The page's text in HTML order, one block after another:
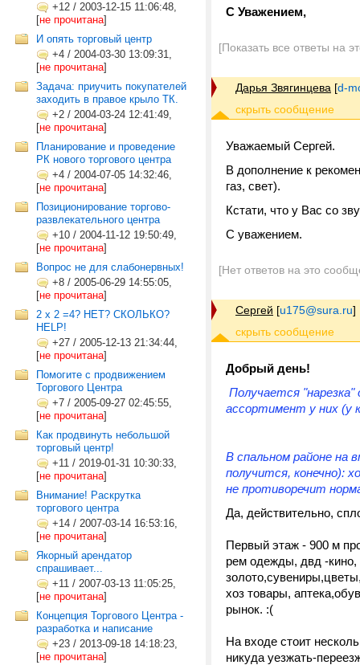
+12 / 2003-12-15 11:06:48,
[не прочитана]
И опять торговый центр
+4 / 2004-03-30 13:09:31,
[не прочитана]
Задача: приучить покупателей
заходить в правое крыло ТК.
+2 / 2004-03-24 12:41:49,
[не прочитана]
Планирование и проведение
РК нового торгового центра
+4 / 2004-07-05 14:32:46,
[не прочитана]
Позиционирование торгово-
развлекательного центра
+10 / 2004-11-12 19:50:49,
[не прочитана]
Вопрос не для слабонервных!
+8 / 2005-06-29 14:55:05,
[не прочитана]
2 х 2 =4? НЕТ? СКОЛЬКО?
HELP!
+27 / 2005-12-13 21:34:44,
[не прочитана]
Помогите с продвижением
Торгового Центра
+7 / 2005-09-27 02:45:55,
[не прочитана]
Как продвинуть небольшой
торговый центр!
+11 / 2019-01-31 10:30:33,
[не прочитана]
Внимание! Раскрутка
торгового центра
+14 / 2007-03-14 16:53:16,
[не прочитана]
Якорный арендатор
спрашивает...
+11 / 2007-03-13 11:05:25,
[не прочитана]
Концепция Торгового Центра -
разработка и написание
+23 / 2013-09-18 14:18:23,
[не прочитана]
С Уважением,
[Показать все ответы на
Дарья Звягинцева [d-
Уважаемый Сергей.
В дополнение к
газ, свет).
Кстати, что у Вас со
С уважением.
[Нет ответов на это
Сергей [u175@sura.ru]
Добрый день!
Получается
ассортимент у них (у
В спальном районе на
получится, конечно):
не противоречит
Да, действительно,
Первый этаж - 900 м
рем одежды, двд -кино,
хоз товары,
рынок. :(
На входе стоит
никуда уезжать-